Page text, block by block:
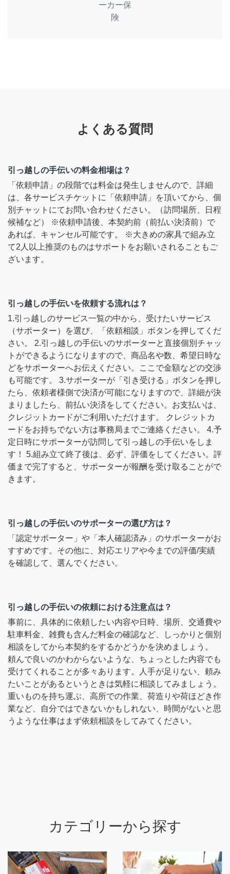
ーカー保
険
よくある質問
引っ越しの手伝いの料金相場は？
「依頼申請」の段階では料金は発生しませんので、詳細
は、各サービスチケットに「依頼申請」を頂いてから、個
別チャットにてお問い合わせください。（訪問場所、日程
候補など） ※依頼申請後、本契約前（前払い決済前）で
あれば、キャンセル可能です。 ※大きめの家具で組み立
て2人以上推奨のものはサポートをお願いされることもご
ざいます。
引っ越しの手伝いを依頼する流れは？
1.引っ越しのサービス一覧の中から、受けたいサービス
（サポーター）を選び、「依頼相談」ボタンを押してくだ
さい。 2.引っ越しの手伝いのサポーターと直接個別チャッ
トができるようになりますので、商品名や数、希望日時な
どをサポーターへお伝えください。ここで金額などの交渉
も可能です。 3.サポーターが「引き受ける」ボタンを押し
たら、依頼者様側で決済が可能になりますので、詳細が決
まりましたら、前払い決済をしてください。お支払いは、
クレジットカードがご利用いただけます。 クレジットカ
ードをお持ちでない方は事務局までご連絡ください。 4.予
定日時にサポーターが訪問して引っ越しの手伝いをしま
す！ 5.組み立て終了後は、必ず、評価をしてください。評
価まで完了すると、サポーターが報酬を受け取ることがで
きます。
引っ越しの手伝いのサポーターの選び方は？
「認定サポーター」や「本人確認済み」のサポーターがお
すすめです。その他に、対応エリアや今までの評価/実績
を確認して、選んでください。
引っ越しの手伝いの依頼における注意点は？
事前に、具体的に依頼したい内容や日時、場所、交通費や
駐車料金、雑費も含んだ料金の確認など、しっかりと個別
相談をしてから本契約をするかどうかを決めましょう。
頼んで良いのかわからないような、ちょっとした内容でも
受けてくれることが多々あります。人手が足りない、頼み
たいことがあるというときは気軽に相談してみましょう。
重いものを持ち運ぶ、高所での作業、荷造りや荷ほどき作
業など、自分ではできないかもしれない、時間がないと思
うような仕事はまず依頼相談をしてみてください。
カテゴリーから探す